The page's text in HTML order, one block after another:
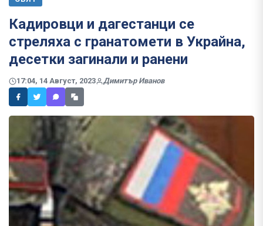
Кадировци и дагестанци се
стреляха с гранатомети в Украйна,
десетки загинали и ранени
17:04, 14 Август, 2023 Димитър Иванов